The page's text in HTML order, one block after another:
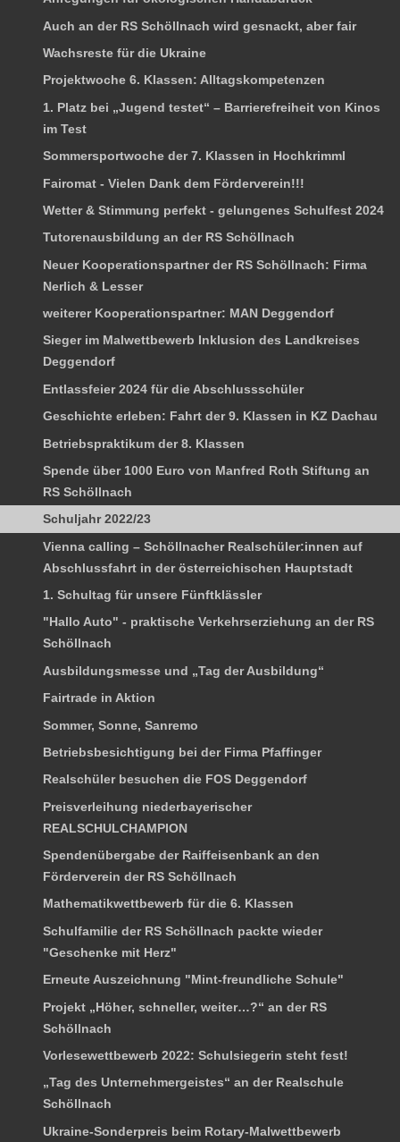
Auch an der RS Schöllnach wird gesnackt, aber fair
Wachsreste für die Ukraine
Projektwoche 6. Klassen: Alltagskompetenzen
1. Platz bei „Jugend testet“ – Barrierefreiheit von Kinos
im Test
Sommersportwoche der 7. Klassen in Hochkrimml
Fairomat - Vielen Dank dem Förderverein!!!
Wetter & Stimmung perfekt - gelungenes Schulfest 2024
Tutorenausbildung an der RS Schöllnach
Neuer Kooperationspartner der RS Schöllnach: Firma
Nerlich & Lesser
weiterer Kooperationspartner: MAN Deggendorf
Sieger im Malwettbewerb Inklusion des Landkreises
Deggendorf
Entlassfeier 2024 für die Abschlussschüler
Geschichte erleben: Fahrt der 9. Klassen in KZ Dachau
Betriebspraktikum der 8. Klassen
Spende über 1000 Euro von Manfred Roth Stiftung an
RS Schöllnach
Schuljahr 2022/23
Vienna calling – Schöllnacher Realschüler:innen auf
Abschlussfahrt in der österreichischen Hauptstadt
1. Schultag für unsere Fünftklässler
"Hallo Auto" - praktische Verkehrserziehung an der RS
Schöllnach
Ausbildungsmesse und „Tag der Ausbildung“
Fairtrade in Aktion
Sommer, Sonne, Sanremo
Betriebsbesichtigung bei der Firma Pfaffinger
Realschüler besuchen die FOS Deggendorf
Preisverleihung niederbayerischer
REALSCHULCHAMPION
Spendenübergabe der Raiffeisenbank an den
Förderverein der RS Schöllnach
Mathematikwettbewerb für die 6. Klassen
Schulfamilie der RS Schöllnach packte wieder
"Geschenke mit Herz"
Erneute Auszeichnung "Mint-freundliche Schule"
Projekt „Höher, schneller, weiter…?“ an der RS
Schöllnach
Vorlesewettbewerb 2022: Schulsiegerin steht fest!
„Tag des Unternehmergeistes“ an der Realschule
Schöllnach
Ukraine-Sonderpreis beim Rotary-Malwettbewerb